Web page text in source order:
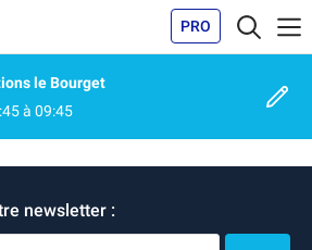
PRO
le Bourget
à 09:45
newsletter :